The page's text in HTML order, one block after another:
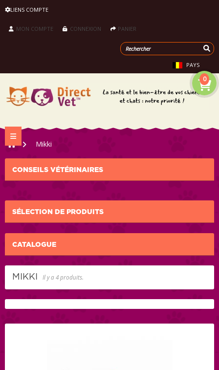
LIENS COMPTE
MON COMPTE CONNEXION PANIER
PAYS
0
Navigation bascule
>
Mikki
CONSEILS VÉTÉRINAIRES
SÉLECTION DE PRODUITS
CATALOGUE
MIKKI Il y a 4 produits.